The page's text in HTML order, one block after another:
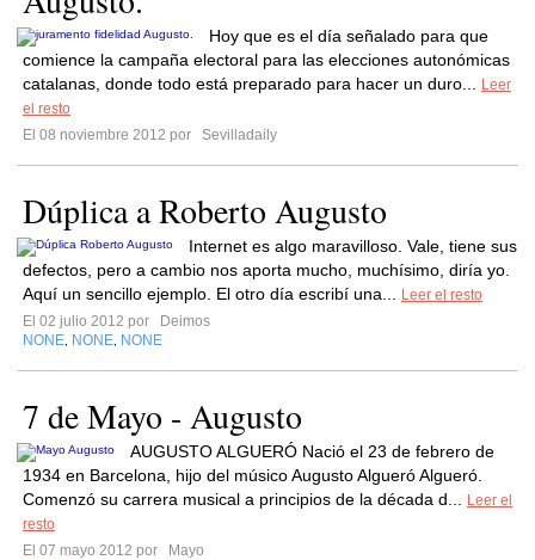
Hoy que es el día señalado para que
comience la campaña electoral para las elecciones autonómicas
catalanas, donde todo está preparado para hacer un duro...
Leer
el resto
El 08 noviembre 2012 por
Sevilladaily
Dúplica a Roberto Augusto
Internet es algo maravilloso. Vale, tiene sus
defectos, pero a cambio nos aporta mucho, muchísimo, diría yo.
Aquí un sencillo ejemplo. El otro día escribí una...
Leer el resto
El 02 julio 2012 por
Deimos
NONE NONE NONE
7 de Mayo - Augusto
AUGUSTO ALGUERÓ Nació el 23 de febrero de
1934 en Barcelona, hijo del músico Augusto Algueró Algueró.
Comenzó su carrera musical a principios de la década d...
Leer el
resto
El 07 mayo 2012 por
Mayo